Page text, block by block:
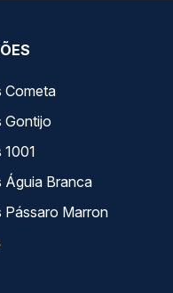
Cometa
Gontijo
1001
Águia Branca
Pássaro Marron